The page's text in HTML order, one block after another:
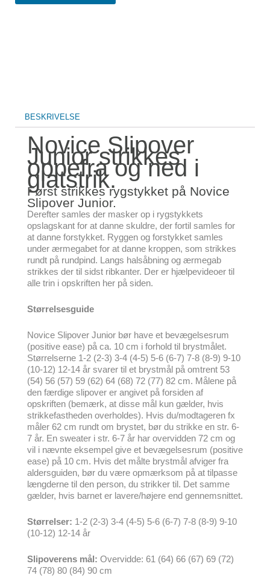
1-
BESKRIVELSE
Novice Slipover
Junior strikkes
oppefra og ned i
glatstrik.
Først strikkes rygstykket på Novice
Slipover Junior.
Derefter samles der masker op i rygstykkets
opslagskant for at danne skuldre, der fortil samles for
at danne forstykket. Ryggen og forstykket samles
under ærmegabet for at danne kroppen, som strikkes
rundt på rundpind. Langs halsåbning og ærmegab
strikkes der til sidst ribkanter. Der er hjælpevideoer til
alle trin i opskriften her på siden.
Størrelsesguide
Novice Slipover Junior bør have et bevægelsesrum
(positive ease) på ca. 10 cm i forhold til brystmålet.
Størrelserne 1-2 (2-3) 3-4 (4-5) 5-6 (6-7) 7-8 (8-9) 9-10
(10-12) 12-14 år svarer til et brystmål på omtrent 53
(54) 56 (57) 59 (62) 64 (68) 72 (77) 82 cm. Målene på
den færdige slipover er angivet på forsiden af
opskriften (bemærk, at disse mål kun gælder, hvis
strikkefastheden overholdes). Hvis du/modtageren fx
måler 62 cm rundt om brystet, bør du strikke en str. 6-
7 år. En sweater i str. 6-7 år har overvidden 72 cm og
vil i nævnte eksempel give et bevægelsesrum (positive
ease) på 10 cm. Hvis det målte brystmål afviger fra
aldersguiden, bør du være opmærksom på at tilpasse
længderne til den person, du strikker til. Det samme
gælder, hvis barnet er lavere/højere end gennemsnittet.
Størrelser: 1-2 (2-3) 3-4 (4-5) 5-6 (6-7) 7-8 (8-9) 9-10
(10-12) 12-14 år
Slipoverens mål: Overvidde: 61 (64) 66 (67) 69 (72)
74 (78) 80 (84) 90 cm